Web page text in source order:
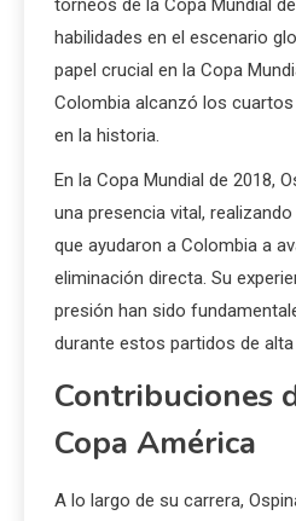
torneos de la Copa Mundial
habilidades en el escenario
papel crucial en la Copa
Colombia alcanzó los
en la historia.
En la Copa Mundial de 2018,
una presencia vital,
que ayudaron a Colombia a
eliminación directa. Su
presión han sido
durante estos partidos de alta
Contribuciones
Copa América
A lo largo de su carrera,